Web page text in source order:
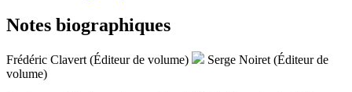
Notes biographiques
Frédéric Clavert (Éditeur de volume)
Serge Noiret (Éditeur de
volume)